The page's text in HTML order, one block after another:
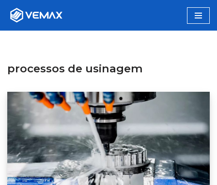
processos de usinagem